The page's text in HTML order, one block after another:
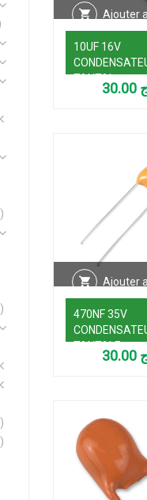
Ajouter
10UF 16V
TANTAL
30.00
Ajouter
470NF 35V
TANTALE
30.00